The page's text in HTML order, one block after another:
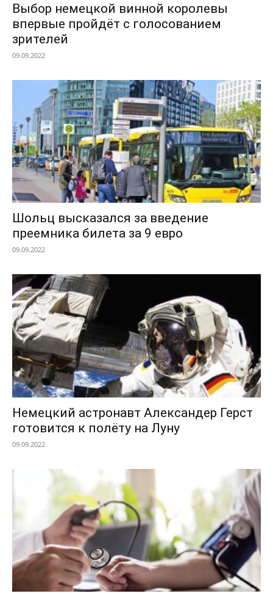
Выбор немецкой винной королевы
впервые пройдёт с голосованием
зрителей
09.09.2022
Шольц высказался за введение
преемника билета за 9 евро
09.09.2022
Немецкий астронавт Александер Герст
готовится к полёту на Луну
09.09.2022